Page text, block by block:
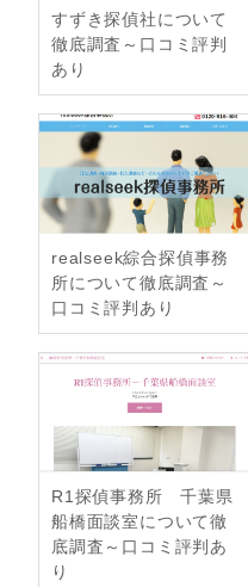
すずき探偵社について
徹底調査～口コミ評判
あり
realseek綜合探偵事務
所について徹底調査～
口コミ評判あり
R1探偵事務所 千葉県
船橋面談室について徹
底調査～口コミ評判あ
り